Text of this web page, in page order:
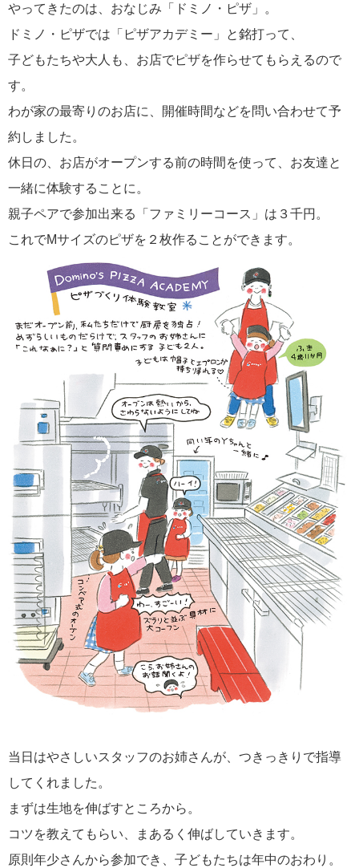
やってきたのは、おなじみ「ドミノ・ピザ」。
ドミノ・ピザでは「ピザアカデミー」と銘打って、
子どもたちや大人も、お店でピザを作らせてもらえるので
す。
わが家の最寄りのお店に、開催時間などを問い合わせて予
約しました。
休日の、お店がオープンする前の時間を使って、お友達と
一緒に体験することに。
親子ペアで参加出来る「ファミリーコース」は３千円。
これでMサイズのピザを２枚作ることができます。
当日はやさしいスタッフのお姉さんが、つきっきりで指導
してくれました。
まずは生地を伸ばすところから。
コツを教えてもらい、まあるく伸ばしていきます。
原則年少さんから参加でき、子どもたちは年中のおわり。